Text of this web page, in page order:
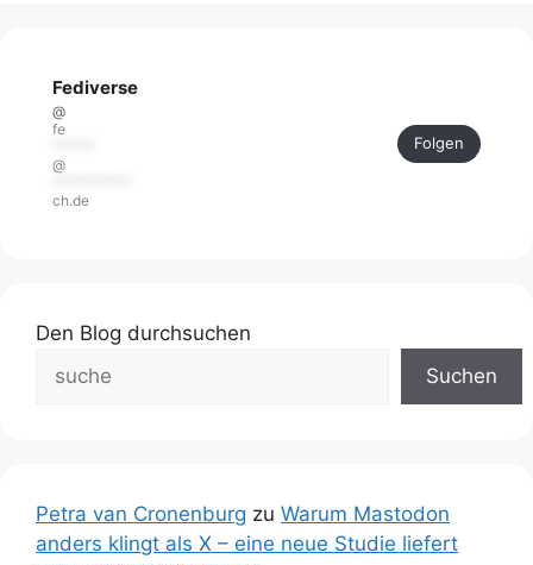
Fediverse
@
fe
@
ch.de
Folgen
Den Blog durchsuchen
Suchen
Petra van Cronenburg zu Warum Mastodon
anders klingt als X – eine neue Studie liefert